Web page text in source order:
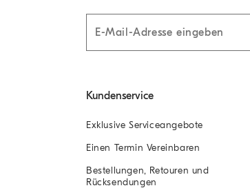
Kundenservice
Exklusive Serviceangebote
Einen Termin Vereinbaren
Bestellungen, Retouren und
Rücksendungen